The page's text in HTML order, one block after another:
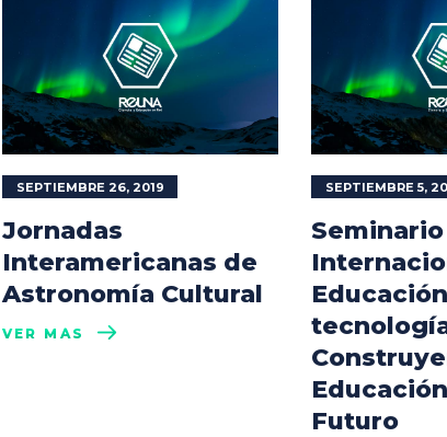
SEPTIEMBRE 26, 2019
Jornadas
Interamericanas de
Astronomía Cultural
VER MÁS
SEPTIEMBRE 5,
Seminario
Futuro